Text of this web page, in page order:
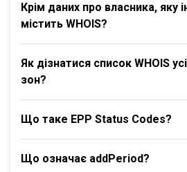
Крім даних про власника, яку
містить WHOIS?
Як дізнатися список WHOIS
зон?
Що таке EPP Status Codes?
Що означає addPeriod?